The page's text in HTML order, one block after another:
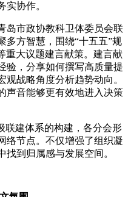
实协作。
市政协教科卫体委员会联
多方智慧，围绕“十五五”规
重大议题建言献策。建言献
验，分享如何撰写高质量提
战略角度分析趋势动向。
声音能够更有效地进入决策
建体系的构建，各分会形
络节点。不仅增强了组织凝
到归属感与发展空间。